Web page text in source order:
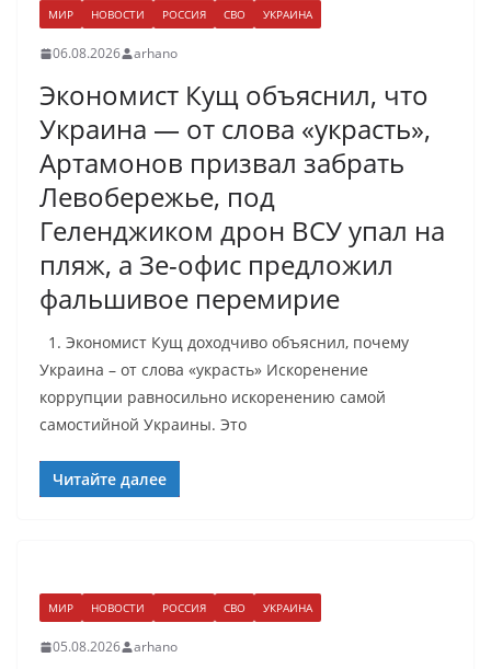
МИР НОВОСТИ РОССИЯ СВО УКРАИНА
06.08.2026 arhano
Экономист Кущ объяснил, что
Украина — от слова «украсть»,
Артамонов призвал забрать
Левобережье, под
Геленджиком дрон ВСУ упал на
пляж, а Зе-офис предложил
фальшивое перемирие
1. Экономист Кущ доходчиво объяснил, почему
Украина – от слова «украсть» Искоренение
коррупции равносильно искоренению самой
самостийной Украины. Это
Читайте далее
МИР НОВОСТИ РОССИЯ СВО УКРАИНА
05.08.2026 arhano